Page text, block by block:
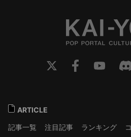
ARTICLE
記事一覧
注目記事 ランキング